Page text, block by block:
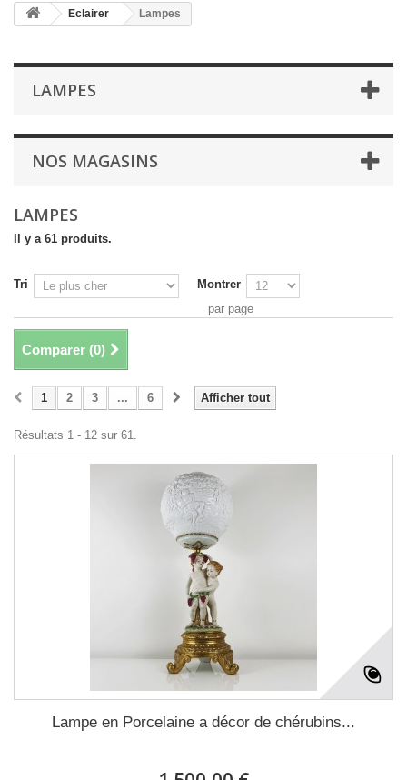
Eclairer Lampes
LAMPES
NOS MAGASINS
LAMPES
Il y a 61 produits.
Tri
Montrer
par page
Comparer (0)
Afficher tout
1 2 3 ... 6
Résultats 1 - 12 sur 61.
Lampe en Porcelaine a décor de chérubins...